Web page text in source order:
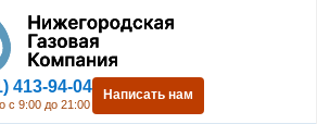
Нижегородская Газовая
413-94-04
с 9:00 до 21:00
Написать нам